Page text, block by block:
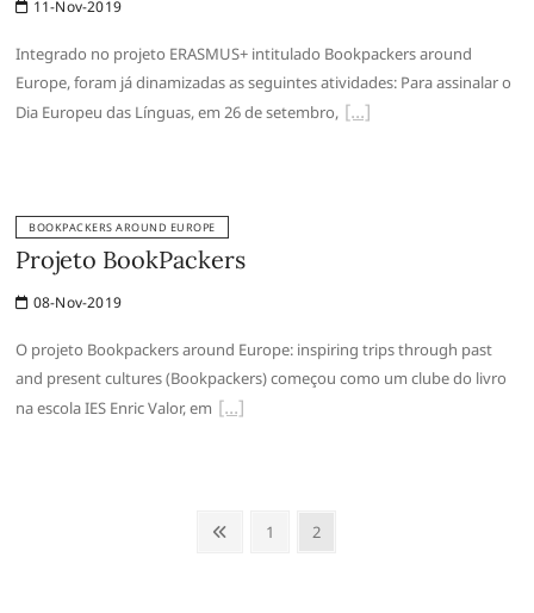
11-Nov-2019
Integrado no projeto ERASMUS+ intitulado Bookpackers around
Europe, foram já dinamizadas as seguintes atividades: Para assinalar o
Dia Europeu das Línguas, em 26 de setembro,
BOOKPACKERS AROUND EUROPE
Projeto BookPackers
08-Nov-2019
O projeto Bookpackers around Europe: inspiring trips through past
and present cultures (Bookpackers) começou como um clube do livro
na escola IES Enric Valor, em
AnteriorPage
1 Page
2